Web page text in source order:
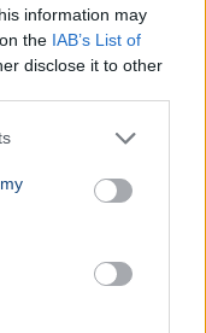
information may
the IAB’s List of
disclose it to other
GAZDASÁG
Az Amundi
kegyelmi